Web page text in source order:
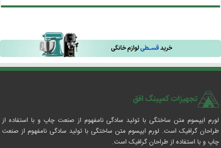
لورم ایپسوم متن ساختگی با تولید سادگی نامفهوم از صنعت چاپ و با استفاده از
طراحان گرافیک است. لورم ایپسوم متن ساختگی با تولید سادگی نامفهوم از صنعت
چاپ و با استفاده از طراحان گرافیک است.